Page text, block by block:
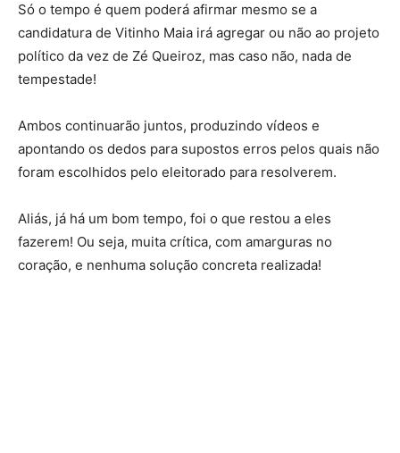
Só o tempo é quem poderá afirmar mesmo se a
candidatura de Vitinho Maia irá agregar ou não ao projeto
político da vez de Zé Queiroz, mas caso não, nada de
tempestade!
Ambos continuarão juntos, produzindo vídeos e
apontando os dedos para supostos erros pelos quais não
foram escolhidos pelo eleitorado para resolverem.
Aliás, já há um bom tempo, foi o que restou a eles
fazerem! Ou seja, muita crítica, com amarguras no
coração, e nenhuma solução concreta realizada!